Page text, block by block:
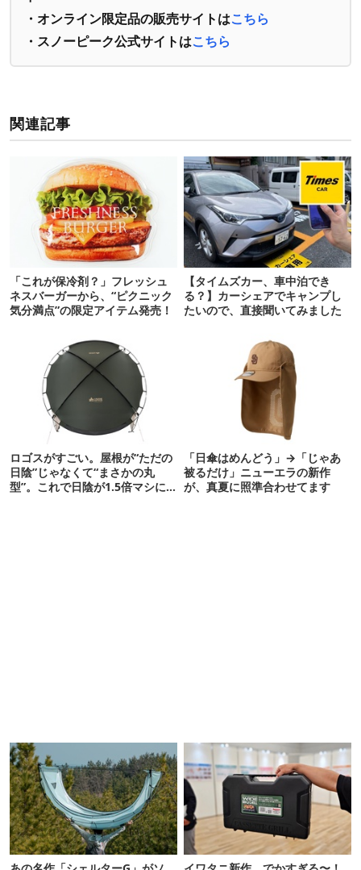
・オンライン限定品の販売サイトはこちら
・スノーピーク公式サイトはこちら
関連記事
「これが保冷剤？」フレッシュ
ネスバーガーから、“ピクニック
気分満点”の限定アイテム発売！
【タイムズカー、車中泊でき
る？】カーシェアでキャンプし
たいので、直接聞いてみました
ロゴスがすごい。屋根が“ただの
日陰”じゃなくて“まさかの丸
型”。これで日陰が1.5倍マシに
「日傘はめんどう」→「じゃあ
被るだけ」ニューエラの新作
が、真夏に照準合わせてます